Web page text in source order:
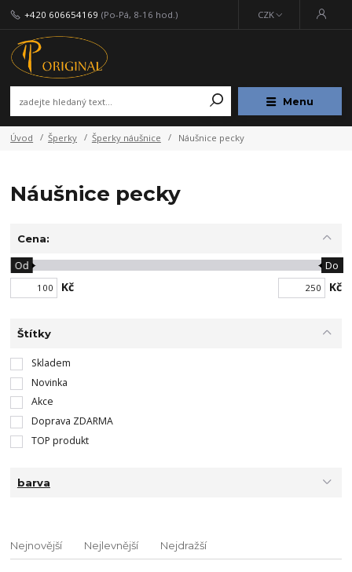
Menu
CZK
+420 606654169 (Po-Pá, 8-16 hod.)
Úvod Šperky Šperky náušnice Náušnice pecky
Náušnice pecky
Cena:
Kč
Od Do
Kč
Štítky
Skladem
Novinka
Akce
Doprava ZDARMA
TOP produkt
barva
Nejnovější Nejlevnější Nejdražší